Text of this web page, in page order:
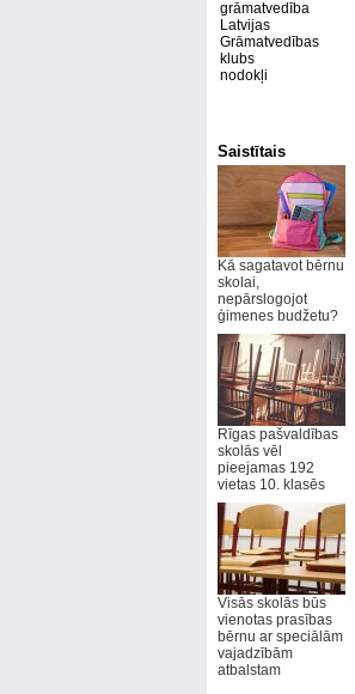
grāmatvedība
Latvijas
Grāmatvedības
klubs
nodokļi
Saistītais
Kā sagatavot bērnu
skolai,
nepārslogojot
ģimenes budžetu?
Rīgas pašvaldības
skolās vēl
pieejamas 192
vietas 10. klasēs
Visās skolās būs
vienotas prasības
bērnu ar speciālām
vajadzībām
atbalstam